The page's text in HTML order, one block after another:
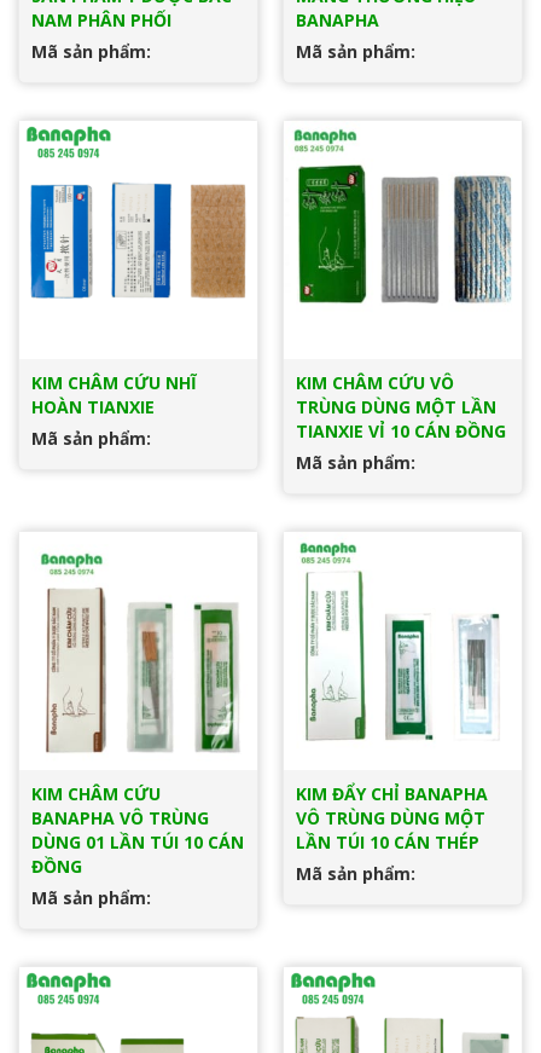
NAM PHÂN PHỐI
Mã sản phẩm:
BANAPHA
Mã sản phẩm:
KIM CHÂM CỨU NHĨ
HOÀN TIANXIE
Mã sản phẩm:
KIM CHÂM CỨU VÔ
TRÙNG DÙNG MỘT LẦN
TIANXIE VỈ 10 CÁN ĐỒNG
Mã sản phẩm:
KIM CHÂM CỨU
BANAPHA VÔ TRÙNG
DÙNG 01 LẦN TÚI 10 CÁN
ĐỒNG
Mã sản phẩm:
KIM ĐẨY CHỈ BANAPHA
VÔ TRÙNG DÙNG MỘT
LẦN TÚI 10 CÁN THÉP
Mã sản phẩm: